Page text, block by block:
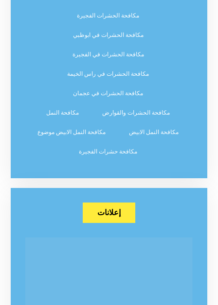
مكافحة الحشرات الفجيرة
مكافحة الحشرات في ابوظبي
مكافحة الحشرات في الفجيرة
مكافحة الحشرات في راس الخيمة
مكافحة الحشرات في عجمان
مكافحة الحشرات والقوارض مكافحة النمل
مكافحة النمل الابيض مكافحة النمل الابيض موضوع
مكافحة حشرات الفجيرة
إعلانات